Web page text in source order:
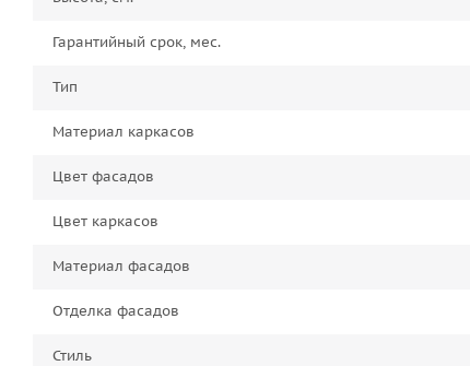
Гарантийный срок, мес.
Тип
Материал каркасов
Цвет фасадов
Цвет каркасов
Материал фасадов
Отделка фасадов
Стиль